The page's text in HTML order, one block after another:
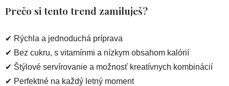
Prečo si tento trend zamiluješ?
✔ Rýchla a jednoduchá príprava
✔ Bez cukru, s vitamínmi a nízkym obsahom kalórií
✔ Štýlové servírovanie a možnosť kreatívnych kombinácií
✔ Perfektné na každý letný moment